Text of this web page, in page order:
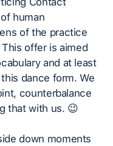
human
of the practice
offer is aimed
and at least
dance form. We
counterbalance
that with us. 😉
down moments